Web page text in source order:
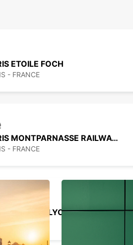
ETOILE FOCH
- FRANCE
PARIS MONTPARNASSE RAILWAY STATION
- FRANCE
PARIS GARE DE LYON RAILWAY STATION
- FRANCE